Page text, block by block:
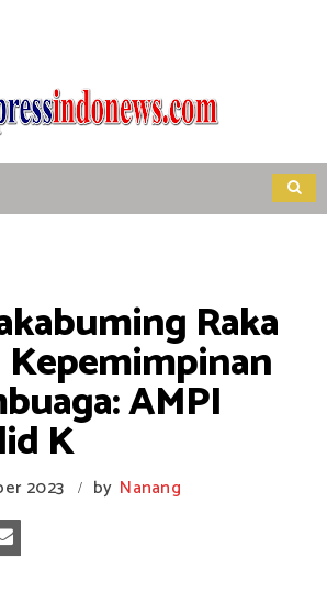
Raka
AMPI
K
2023 / by Nanang